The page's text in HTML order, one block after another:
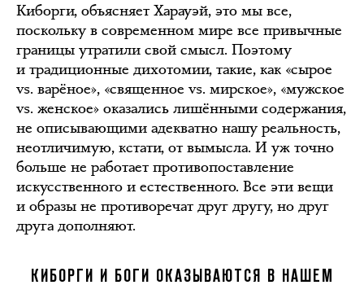
Киборги, объясняет Харауэй, это мы все,
поскольку в современном мире все привычные
границы утратили свой смысл. Поэтому
и традиционные дихотомии, такие, как «сырое
vs. варёное», «священное vs. мирское», «мужское
vs. женское» оказались лишёнными содержания,
не описывающими адекватно нашу реальность,
неотличимую, кстати, от вымысла. И уж точно
больше не работает противопоставление
искусственного и естественного. Все эти вещи
и образы не противоречат друг другу, но друг
друга дополняют.
КИБОРГИ И БОГИ ОКАЗЫВАЮТСЯ В НАШЕМ